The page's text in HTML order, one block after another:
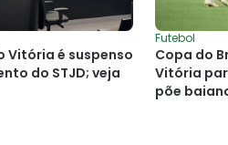
Vitória é suspenso
do STJD; veja
Futebol
Copa do
Vitória
põe